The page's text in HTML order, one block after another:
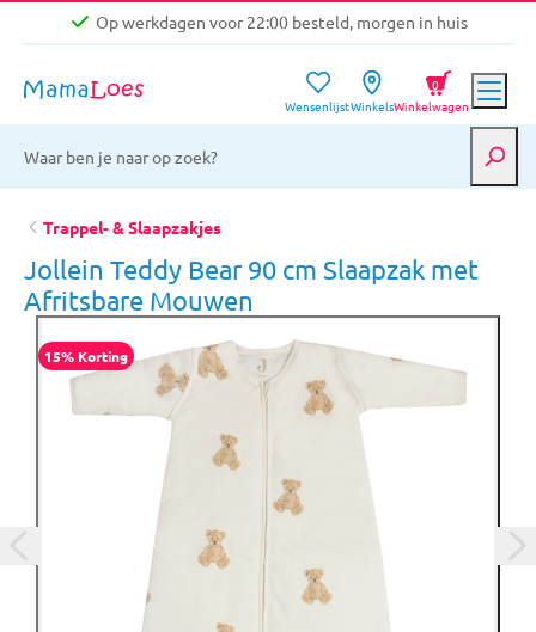
Op werkdagen voor 22:00 besteld, morgen in huis
Gratis verzending vanaf €39,-
Op werkdagen voor 22:00 besteld, morgen in huis
WensenlijstWinkelsWinkelwagen
0
Trappel- & Slaapzakjes
Jollein Teddy Bear 90 cm Slaapzak met
Afritsbare Mouwen
15% Korting